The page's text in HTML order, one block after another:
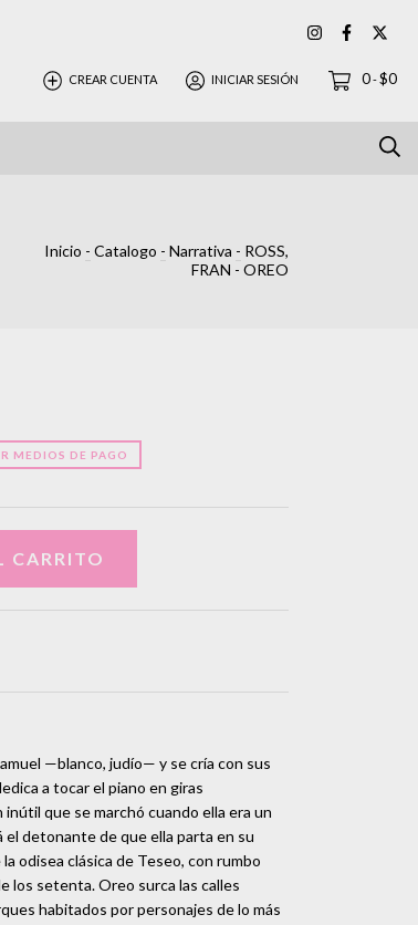
CREAR CUENTA INICIAR SESIÓN 0-$0
Inicio - Catalogo - Narrativa - ROSS,
FRAN - OREO
MEDIOS DE PAGO
—blanco, judío— y se cría con sus
a tocar el piano en giras
que se marchó cuando ella era un
detonante de que ella parta en su
odisea clásica de Teseo, con rumbo
los setenta. Oreo surca las calles
habitados por personajes de lo más